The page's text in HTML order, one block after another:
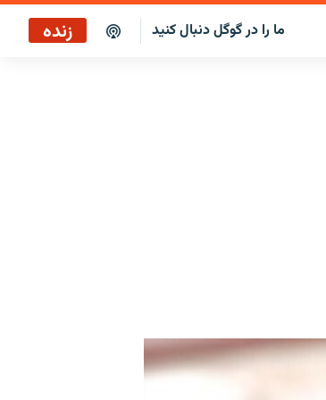
ما را در گوگل دنبال کنید زنده